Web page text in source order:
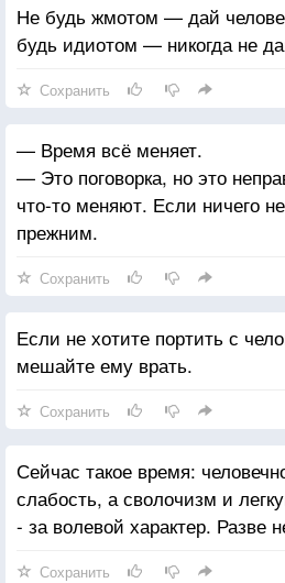
Не будь жмотом — дай
будь идиотом — никогда не
Сохранить
— Время всё меняет.
— Это поговорка, но это
что-то меняют. Если ничего
прежним.
Сохранить
Если не хотите портить с
мешайте ему врать.
Сохранить
Сейчас такое время:
слабость, а сволочизм и
- за волевой характер. Разве
Сохранить